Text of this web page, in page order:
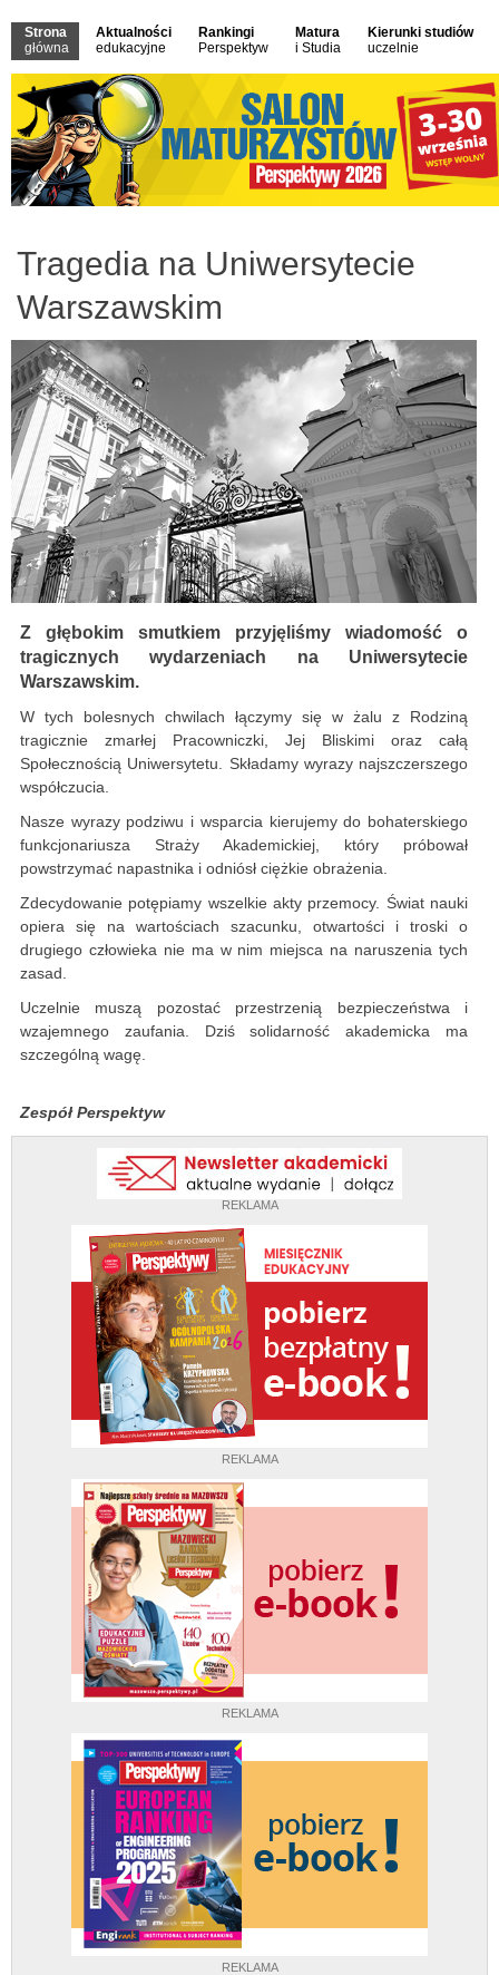
Strona
główna
Aktualności
edukacyjne
Rankingi
Perspektyw
Matura
i Studia
Kierunki studiów
uczelnie
REKLAMA
REKLAMA
REKLAMA
REKLAMA
Tragedia na Uniwersytecie
Warszawskim
Z głębokim smutkiem przyjęliśmy wiadomość o
tragicznych wydarzeniach na Uniwersytecie
Warszawskim.
W tych bolesnych chwilach łączymy się w żalu z Rodziną
tragicznie zmarłej Pracowniczki, Jej Bliskimi oraz całą
Społecznością Uniwersytetu. Składamy wyrazy najszczerszego
współczucia.
Nasze wyrazy podziwu i wsparcia kierujemy do bohaterskiego
funkcjonariusza Straży Akademickiej, który próbował
powstrzymać napastnika i odniósł ciężkie obrażenia.
Zdecydowanie potępiamy wszelkie akty przemocy. Świat nauki
opiera się na wartościach szacunku, otwartości i troski o
drugiego człowieka nie ma w nim miejsca na naruszenia tych
zasad.
Uczelnie muszą pozostać przestrzenią bezpieczeństwa i
wzajemnego zaufania. Dziś solidarność akademicka ma
szczególną wagę.
Zespół Perspektyw